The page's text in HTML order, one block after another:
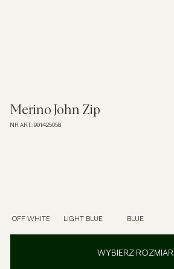
Koszule
T-shirty
Merino John Zip
NR ART.: 901425058
OFF WHITE LIGHT BLUE BLUE
WYBIERZ ROZMIAR